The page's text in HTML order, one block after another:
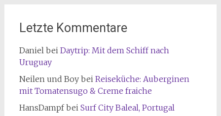
Letzte Kommentare
Daniel bei Daytrip: Mit dem Schiff nach
Uruguay
Neilen und Boybei Reiseküche: Auberginen
mit Tomatensugo & Creme fraiche
HansDampfbei Surf City Baleal, Portugal